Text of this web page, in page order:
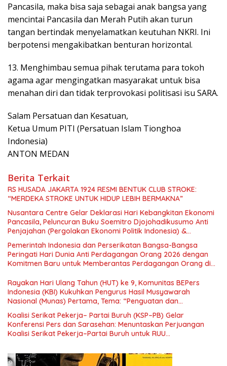
Pancasila, maka bisa saja sebagai anak bangsa yang
mencintai Pancasila dan Merah Putih akan turun
tangan bertindak menyelamatkan keutuhan NKRI. Ini
berpotensi mengakibatkan benturan horizontal.
13. Menghimbau semua pihak terutama para tokoh
agama agar mengingatkan masyarakat untuk bisa
menahan diri dan tidak terprovokasi politisasi isu SARA.
Salam Persatuan dan Kesatuan,
Ketua Umum PITI (Persatuan Islam Tionghoa
Indonesia)
ANTON MEDAN
Berita Terkait
RS HUSADA JAKARTA 1924 RESMI BENTUK CLUB STROKE:
“MERDEKA STROKE UNTUK HIDUP LEBIH BERMAKNA”
Nusantara Centre Gelar Deklarasi Hari Kebangkitan Ekonomi
Pancasila, Peluncuran Buku Soemitro Djojohadikusumo Anti
Penjajahan (Pergolakan Ekonomi Politik Indonesia) &
Simposium Nasional “Urgensi Undang-Undang Perekonomian
Nasional dan Kesejahteraan Sosial dalam Menata Bangsa
Menuju Indonesia Emas 2045”,
Pemerintah Indonesia dan Perserikatan Bangsa-Bangsa
Peringati Hari Dunia Anti Perdagangan Orang 2026 dengan
Komitmen Baru untuk Memberantas Perdagangan Orang di
Rayakan Hari Ulang Tahun (HUT) ke 9, Komunitas BEPers
Indonesia (KBI) Kukuhkan Pengurus Hasil Musyawarah
Nasional (Munas) Pertama, Tema: “Penguatan dan
Pengembangan Organisasi KBI yang Berbasis Riset di seluruh
Indonesia dan Mancanegara”.
Koalisi Serikat Pekerja– Partai Buruh (KSP–PB) Gelar
Konferensi Pers dan Sarasehan: Menuntaskan Perjuangan
Koalisi Serikat Pekerja–Partai Buruh untuk RUU